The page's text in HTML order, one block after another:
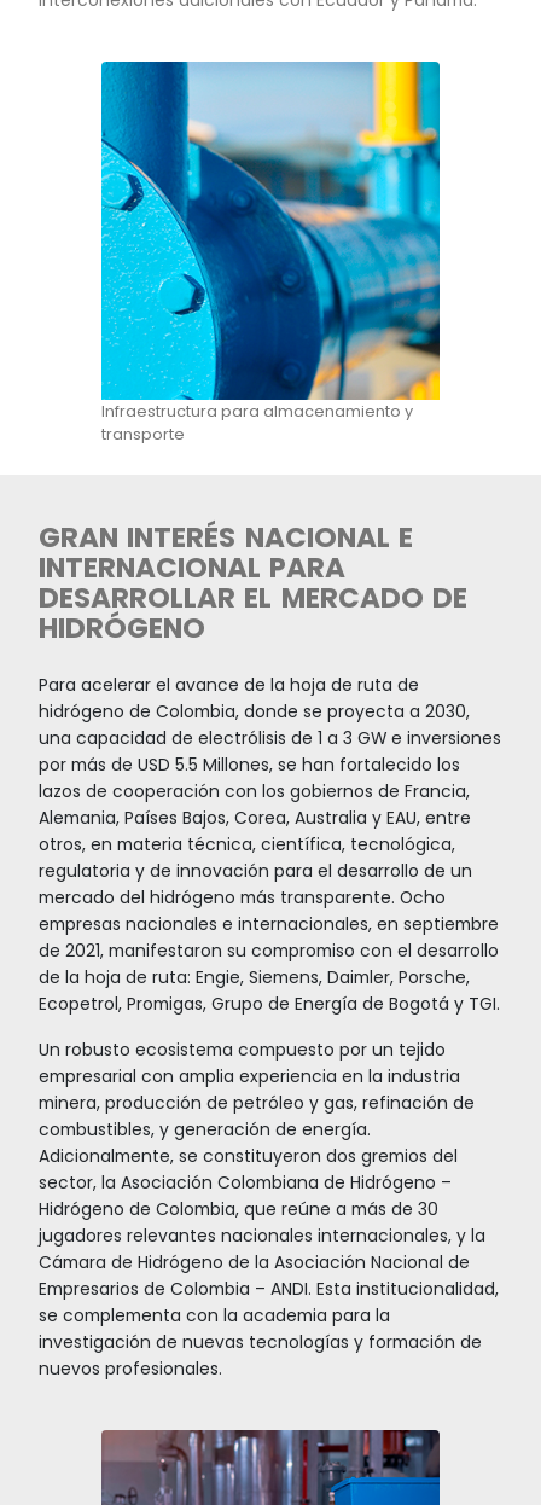
Desde los puertos en el Caribe y el Pacífico
más de 3.500 rutas de exportación marítima
a 750 puertos en 140 países, con tiempos de
costos competitivos para atender a
Europa y Asia, mercados con alta proyección
demanda de hidrógeno. La gran mayoría de
puertos cuentan con una infraestructura
para la importación y exportación de crudo y
puede reacondicionarse para el transporte y
almacenamiento de hidrógeno y derivados.
En Cartagena está ubicada la Sociedad
capacidad de regasificación de 400 millones
cúbicos por día (MPCD) hasta 530 MPCD a
segundo semestre de 2026. En Buenaventura,
proyecta una nueva infraestructura de
cúbicos por día (MPCD), en proceso de
pública. Colombia tiene una amplia red de
de transporte de gas natural de más de 7.500
longitud y una red de distribución que
demanda nacional de 911 MPCD.
Una red eléctrica interconectada con países
que se extenderá en la próxima década con
interconexiones adicionales con Ecuador y
Infraestructura para almacenamiento y
transporte